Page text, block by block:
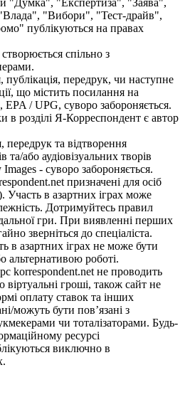
"Думка", "Експертиза", "Заява",
"Вибори", "Тест-драйв",
публікуються на правах
спільно з
публікація, передрук, чи наступне
що містить посилання на
EPA / UPG, суворо забороняється.
в розділі Я-Корреспондент є автор
передрук та відтворення
та/або аудіовізуальних творів
- суворо забороняється.
призначені для осіб
Участь в азартних іграх може
Дотримуйтесь правил
гри. При виявленні перших
зверніться до спеціаліста.
в азартних іграх не може бути
альтернативою роботі.
korrespondent.net не проводить
віртуальні гроші, також сайт не
оплату ставок та інших
можуть бути пов’язані з
чи тоталізаторами. Будь-
ресурсі
виключно в